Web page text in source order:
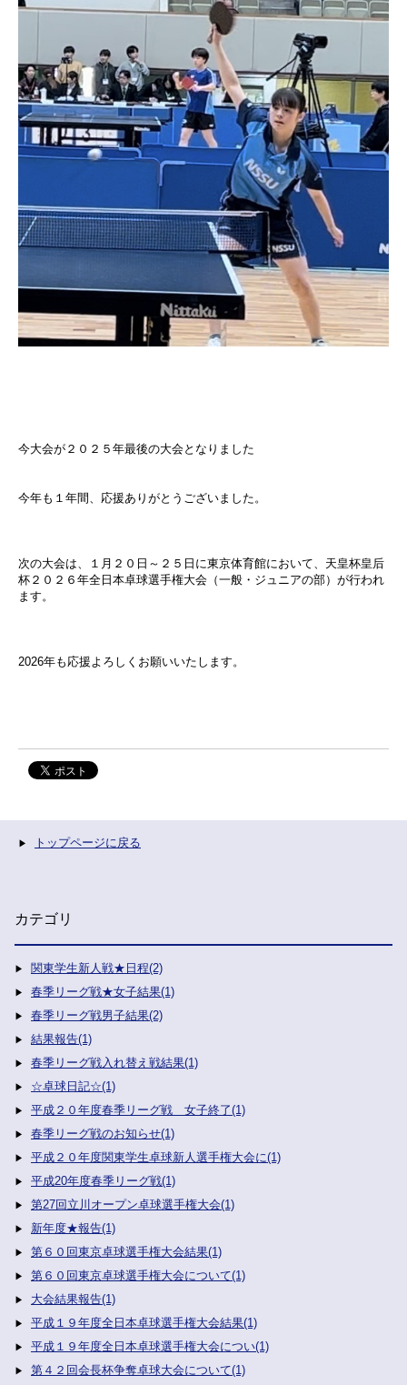
今大会が２０２５年最後の大会となりました
今年も１年間、応援ありがとうございました。
次の大会は、１月２０日～２５日に東京体育館において、天皇杯皇后
杯２０２６年全日本卓球選手権大会（一般・ジュニアの部）が行われ
ます。
2026年も応援よろしくお願いいたします。
トップページに戻る
カテゴリ
関東学生新人戦★日程(2)
春季リーグ戦★女子結果(1)
春季リーグ戦男子結果(2)
結果報告(1)
春季リーグ戦入れ替え戦結果(1)
☆卓球日記☆(1)
平成２０年度春季リーグ戦 女子終了(1)
春季リーグ戦のお知らせ(1)
平成２０年度関東学生卓球新人選手権大会に(1)
平成20年度春季リーグ戦(1)
第27回立川オープン卓球選手権大会(1)
新年度★報告(1)
第６０回東京卓球選手権大会結果(1)
第６０回東京卓球選手権大会について(1)
大会結果報告(1)
平成１９年度全日本卓球選手権大会結果(1)
平成１９年度全日本卓球選手権大会につい(1)
第４２回会長杯争奪卓球大会について(1)